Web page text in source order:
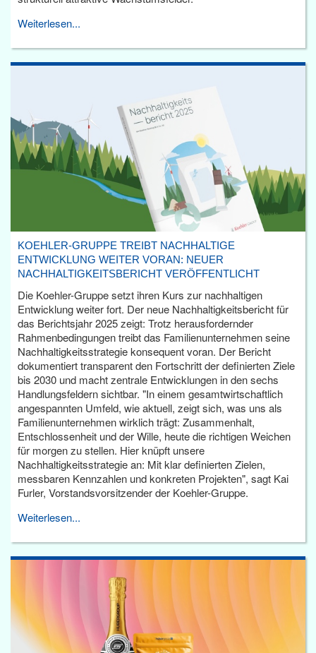
Weiterlesen...
KOEHLER-GRUPPE TREIBT NACHHALTIGE
ENTWICKLUNG WEITER VORAN: NEUER
NACHHALTIGKEITSBERICHT VERÖFFENTLICHT
Die Koehler-Gruppe setzt ihren Kurs zur nachhaltigen
Entwicklung weiter fort. Der neue Nachhaltigkeitsbericht für
das Berichtsjahr 2025 zeigt: Trotz herausfordernder
Rahmenbedingungen treibt das Familienunternehmen seine
Nachhaltigkeitsstrategie konsequent voran. Der Bericht
dokumentiert transparent den Fortschritt der definierten Ziele
bis 2030 und macht zentrale Entwicklungen in den sechs
Handlungsfeldern sichtbar. "In einem gesamtwirtschaftlich
angespannten Umfeld, wie aktuell, zeigt sich, was uns als
Familienunternehmen wirklich trägt: Zusammenhalt,
Entschlossenheit und der Wille, heute die richtigen Weichen
für morgen zu stellen. Hier knüpft unsere
Nachhaltigkeitsstrategie an: Mit klar definierten Zielen,
messbaren Kennzahlen und konkreten Projekten", sagt Kai
Furler, Vorstandsvorsitzender der Koehler-Gruppe.
Weiterlesen...